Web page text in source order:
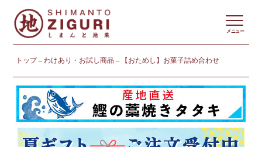
トップ わけあり・お試し商品 【おためし】お菓子詰め合わせ
メニュー